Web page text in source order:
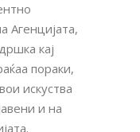
Агенцијата,
кај
пораки,
искуства
и на